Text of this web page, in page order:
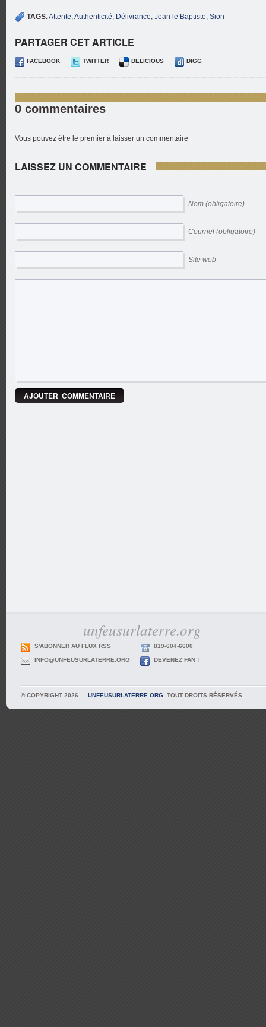
TAGS:Attente,Authenticité, Délivrance, Jean le Baptiste, Sion
PARTAGER CET ARTICLE
FACEBOOK TWITTER DELICIOUS DIGG
0 commentaires
Vous pouvez être le premier à laisser un commentaire
LAISSEZ UN COMMENTAIRE
Nom (obligatoire)
Courriel (obligatoire)
Site web
unfeusurlaterre.org
S'ABONNER AU FLUX RSS 819-604-6600
INFO@UNFEUSURLATERRE.ORG DEVENEZ FAN !
© COPYRIGHT 2026 — UNFEUSURLATERRE.ORG . TOUT DROITS RÉSERVÉS